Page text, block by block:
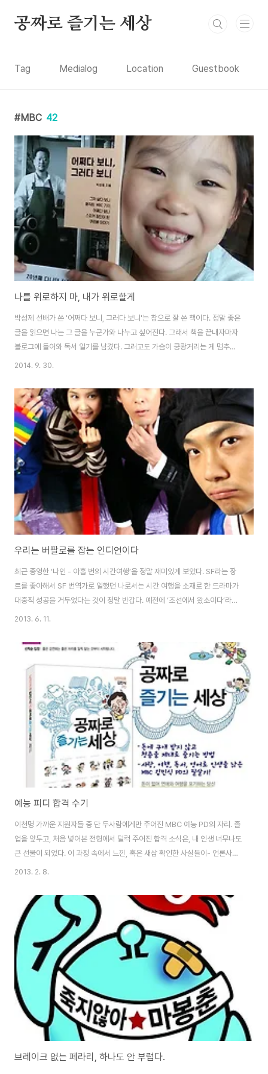
공짜로 즐기는 세상
Tag Medialog Location Guestbook
MBC 42
나를 위로하지 마, 내가 위로할게
박성제 선배가 쓴 '어쩌다 보니, 그러다 보니'는 참으로 잘 쓴 책이다. 정말 좋은
글을 읽으면 나는 그 글을 누군가와 나누고 싶어진다. 그래서 책을 끝내자마자
블로그에 들어와 독서 일기를 남겼다. 그러고도 가슴이 쿵쾅거리는 게 멈추지
않아 거실을 혼자 서성이다가 안방에 가서 자는 아내를 깨웠다. "부인, 어제 얘
지금 그 선배 좀 만나고 와야겠어." 그래서 일요일 오전 7시에 차를 끌고 박성
제 선배를 찾아갔다. 등산로 초입에서 만난 선배를 보자마자 다짜고짜 와락 껴
안았다. "형, 책 잘 봤어요. 난 선배가 해직기자로 산 지난 3년의 세월에 대해 책
을 낸다기에 울분에 가득찬 그런 책인줄 알았거든? 그런데 정말 유쾌하게 쓰셨
더..
2014. 9. 30.
우리는 버팔로를 잡는 인디언이다
최근 종영한 ‘나인 - 아홉 번의 시간여행’을 정말 재미있게 보았다. SF라는 장
르를 좋아해서 SF 번역가로 일했던 나로서는 시간 여행을 소재로 한 드라마가
대중적 성공을 거두었다는 것이 정말 반갑다. 예전에 ‘조선에서 왔소이다’라는
환타지 시트콤을 연출한 적이 있는데, 연출력이 부족했는지, 흥행에 참패를 겪
송 4회만에 종영 결정이 내려져 12부작인데 7부에서 막을 내렸다. 당시 아내
는 이렇게 말했다. “MBC에서 당신이 가장 연출료가 비싼 피디인거 알아? 1년
동안 시트콤 일곱 편 만들었으니까, 편당 연출료로 따지면 1천만원이 넘는 셈이
잖아.” 아내의 농담, 웃어야 할지, 울어야 할지? (시대를 앞서간 비운의 타임슬
립 시트..
2013. 6. 11.
예능 피디 합격 수기
이천명 가까운 지원자들 중 단 두사람에게만 주어진 MBC 예능 PD의 자리. 졸
업을 앞두고, 처음 넣어본 전형에서 덜컥 주어진 합격 소식은, 내 인생 너무나도
큰 선물이 되었다. 이 과정 속에서 느낀, 혹은 새삼 확인한 사실들이- 언론사를
준비하거나, 혹은 각자의 자리에서 나름의 꿈을 쫓는 이들에게 작은 도움이나
PD가 되겠다는 사람이 TV를 보지 않는다는게 스스로 우습기도 했지만- 사실
볼 시간도 별로 없었다. 학기 중에는 학과 공부와 아르바이트로 눈코 뜰 새 없이
바빴고- 방학이 되면 읽고 싶던 책들을 잔뜩 읽고, 여행을 떠나고, 글을 읽고 쓰
느라 여념이 없었다. 시험준비도 안했다. PD시험이 그동안 어떻게 나왔는지,
어..
2013. 2. 8.
브레이크 없는 페라리, 하나도 안 부럽다.